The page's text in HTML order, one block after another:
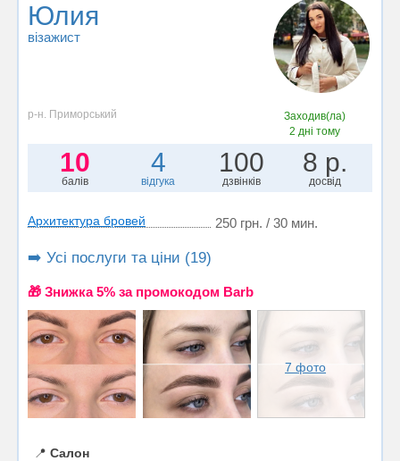
Юлия
візажист
р-н. Приморський
Заходив(ла)
2 дні тому
10
балів
4
відгука
100
дзвінків
8 р.
досвід
Архитектура бровей 250 грн. / 30 мин.
➡️ Усі послуги та ціни (19)
🎁 Знижка 5% за промокодом Barb
7 фото
📍 Салон